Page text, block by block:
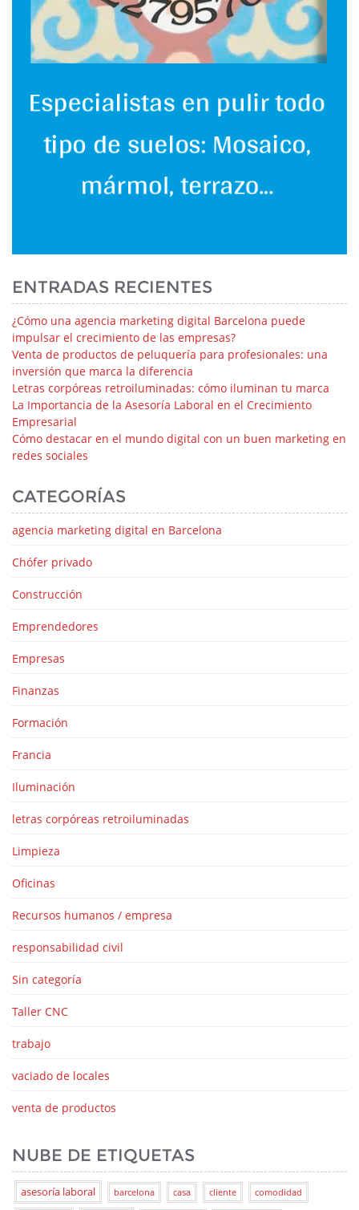
ENTRADAS RECIENTES
¿Cómo una agencia marketing digital Barcelona puede
impulsar el crecimiento de las empresas?
Venta de productos de peluquería para profesionales: una
inversión que marca la diferencia
Letras corpóreas retroiluminadas: cómo iluminan tu marca
La Importancia de la Asesoría Laboral en el Crecimiento
Empresarial
Cómo destacar en el mundo digital con un buen marketing en
redes sociales
CATEGORÍAS
agencia marketing digital en Barcelona
Chófer privado
Construcción
Emprendedores
Empresas
Finanzas
Formación
Francia
Iluminación
letras corpóreas retroiluminadas
Limpieza
Oficinas
Recursos humanos / empresa
responsabilidad civil
Sin categoría
Taller CNC
trabajo
vaciado de locales
venta de productos
NUBE DE ETIQUETAS
asesoría laboral barcelona casa cliente comodidad